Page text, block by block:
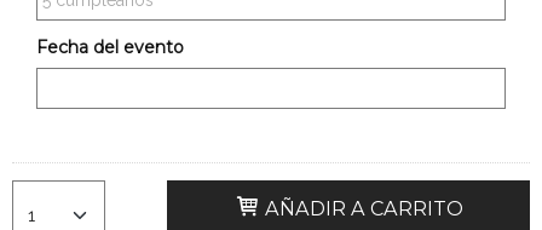
Fecha del evento
AÑADIR A CARRITO